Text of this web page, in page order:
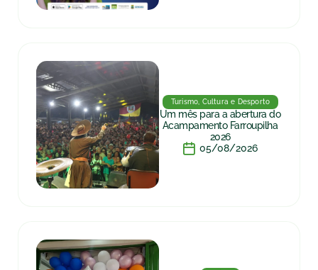
Turismo, Cultura e Desporto
Um mês para a abertura do
Acampamento Farroupilha
2026
05/08/2026